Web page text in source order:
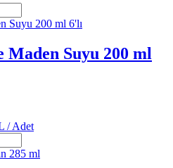
Maden Suyu 200 ml
/Adet